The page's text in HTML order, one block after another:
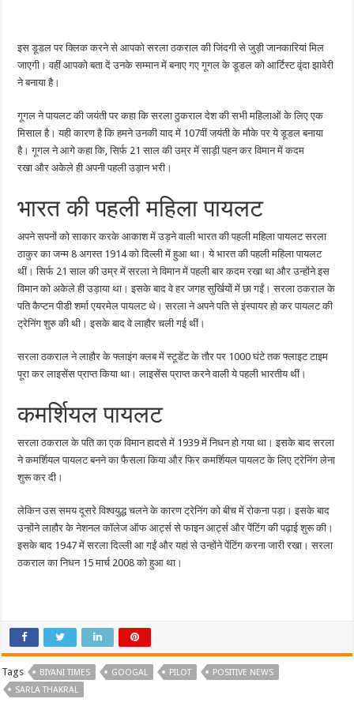
इस डूडल पर क्लिक करने से आपको सरला ठकराल की जिंदगी से जुड़ी जानकारियां मिल
जाएगी। वहीं आपको बता दें उनके सम्मान में बनाए गए गूगल के डूडल को आर्टिस्ट वृंदा झावेरी
ने बनाया है।
गूगल ने पायलट की जयंती पर कहा कि सरला ठुकराल देश की सभी महिलाओं के लिए एक
मिसाल है। यही कारण है कि हमने उनकी याद में 107वीं जयंती के मौके पर ये डूडल बनाया
है। गूगल ने आगे कहा कि, सिर्फ 21 साल की उम्र में साड़ी पहन कर विमान में कदम
रखा और अकेले ही अपनी पहली उड़ान भरी।
भारत की पहली महिला पायलट
अपने सपनों को साकार करके आकाश में उड़ने वाली भारत की पहली महिला पायलट सरला
ठाकुर का जन्म 8 अगस्त 1914 को दिल्ली में हुआ था। ये भारत की पहली महिला पायलट
थीं। सिर्फ 21 साल की उम्र में सरला ने विमान में पहली बार कदम रखा था और उन्होंने इस
विमान को अकेले ही उड़ाया था। इसके बाद वे हर जगह सुर्खियों में छा गईं। सरला ठकराल के
पति कैप्‍टन पीडी शर्मा एयरमेल पायलट थे। सरला ने अपने पति से इंस्पायर हो कर पायलट की
ट्रेनिंग शुरु की थी। इसके बाद वे लाहौर चली गई थीं।
सरला ठकराल ने लाहौर के फ्लाइंग क्लब में स्टूडेंट के तौर पर 1000 घंटे तक फ्लाइट टाइम
पूरा कर लाइसेंस प्राप्त किया था। लाइसेंस प्राप्त करने वाली ये पहली भारतीय थीं।
कमर्शियल पायलट
सरला ठकराल के पति का एक विमान हादसे में 1939 में निधन हो गया था। इसके बाद सरला
ने कमर्शियल पायलट बनने का फैसला किया और फिर कमर्शियल पायलट के लिए ट्रेनिंग लेना
शुरू कर दी।
लेकिन उस समय दूसरे विश्वयुद्ध चलने के कारण ट्रेनिंग को बीच में रोकना पड़ा। इसके बाद
उन्होंने लाहौर के नेशनल कॉलेज ऑफ आर्ट्स से फाइन आर्ट्स और पेंटिंग की पढ़ाई शुरू की।
इसके बाद 1947 में सरला दिल्ली आ गईं और यहां से उन्होंने पेंटिंग करना जारी रखा। सरला
ठकराल का निधन 15 मार्च 2008 को हुआ था।
Tags BIYANI TIMES GOOGAL PILOT
POSITIVE NEWS
SARLA THAKRAL